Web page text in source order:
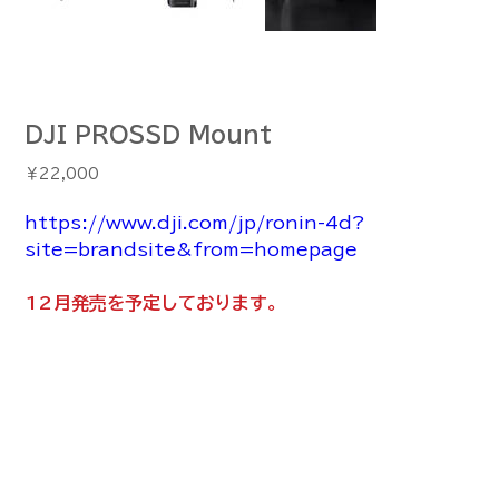
DJI PROSSD Mount
価
格
￥22,000
https://www.dji.com/jp/ronin-4d?
site=brandsite&from=homepage
12月発売を予定しております。